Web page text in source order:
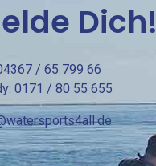
Dich!
/ 65 799 66
0171 / 80 55 655